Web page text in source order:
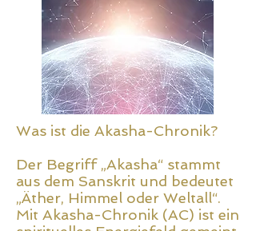
Was ist die Akasha-Chronik?
Der Begriff „Akasha“ stammt
aus dem Sanskrit und bedeutet
„Äther, Himmel oder Weltall“.
Mit Akasha-Chronik (AC) ist ein